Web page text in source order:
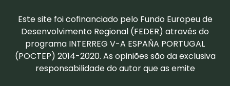
Este site foi cofinanciado pelo Fundo Europeu de
Desenvolvimento Regional (FEDER) através do
programa INTERREG V-A ESPAÑA PORTUGAL
(POCTEP) 2014-2020. As opiniões são da exclusiva
responsabilidade do autor que as emite